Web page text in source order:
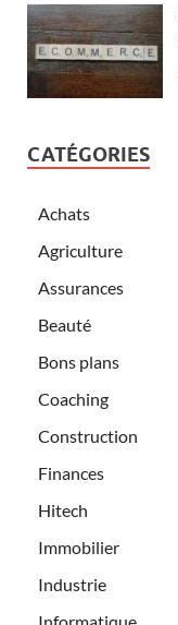
CATÉGORIES
Achats
Agriculture
Assurances
Beauté
Bons plans
Coaching
Construction
Finances
Hitech
Immobilier
Industrie